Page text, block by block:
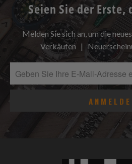
Seien Sie der Erste,
Melden Sie sich an, um die
Verkäufen |